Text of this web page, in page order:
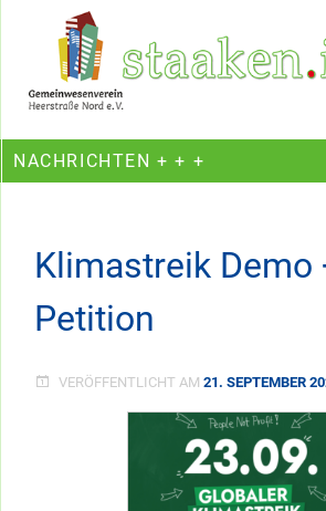
Ein Projekt des Gemeinwesenvereins
NACHRICHTEN + + +
Klimastreik Demo
Petition
VERÖFFENTLICHT AM 21. SEPTEMBER